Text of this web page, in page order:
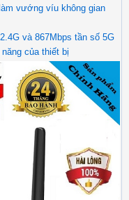
vướng víu không gian
và 867Mbps tần số 5G
của thiết bị